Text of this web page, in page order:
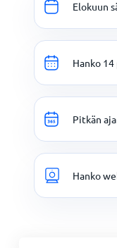
Elokuun
Hanko
Pitkän
Hanko